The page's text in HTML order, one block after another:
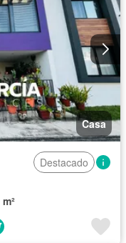
Casa
Destacado